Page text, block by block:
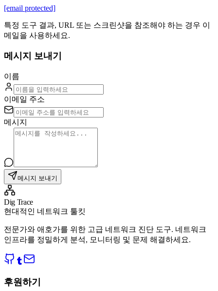
[email protected]
특정 도구 결과, URL 또는 스크린샷을 참조해야 하는 경우 이
메일을 사용하세요.
메시지 보내기
이름
이메일 주소
메시지
메시지 보내기
Dig Trace
현대적인 네트워크 툴킷
전문가와 애호가를 위한 고급 네트워크 진단 도구. 네트워크
인프라를 정밀하게 분석, 모니터링 및 문제 해결하세요.
후원하기